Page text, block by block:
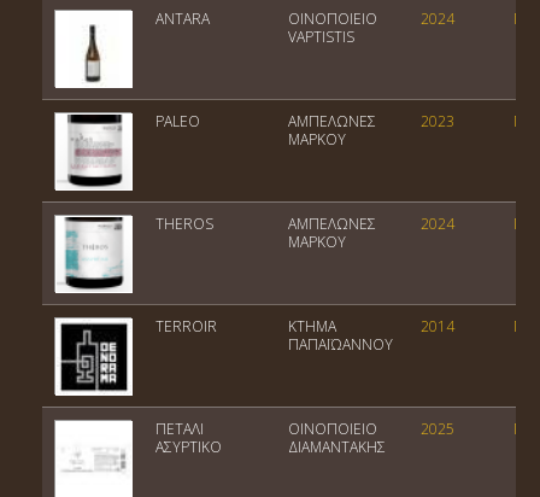
ANTARA
ΟΙΝΟΠΟΙΕΙΟ
VAPTISTIS
2024
PALEO
ΑΜΠΕΛΩΝΕΣ
ΜΑΡΚΟΥ
2023
THEROS
ΑΜΠΕΛΩΝΕΣ
ΜΑΡΚΟΥ
2024
TERROIR
ΚΤΗΜΑ
ΠΑΠΑΪΩΑΝΝΟΥ
2014
ΠΕΤΑΛΙ
ΑΣΥΡΤΙΚΟ
ΟΙΝΟΠΟΙΕΙΟ
ΔΙΑΜΑΝΤΑΚΗΣ
2025